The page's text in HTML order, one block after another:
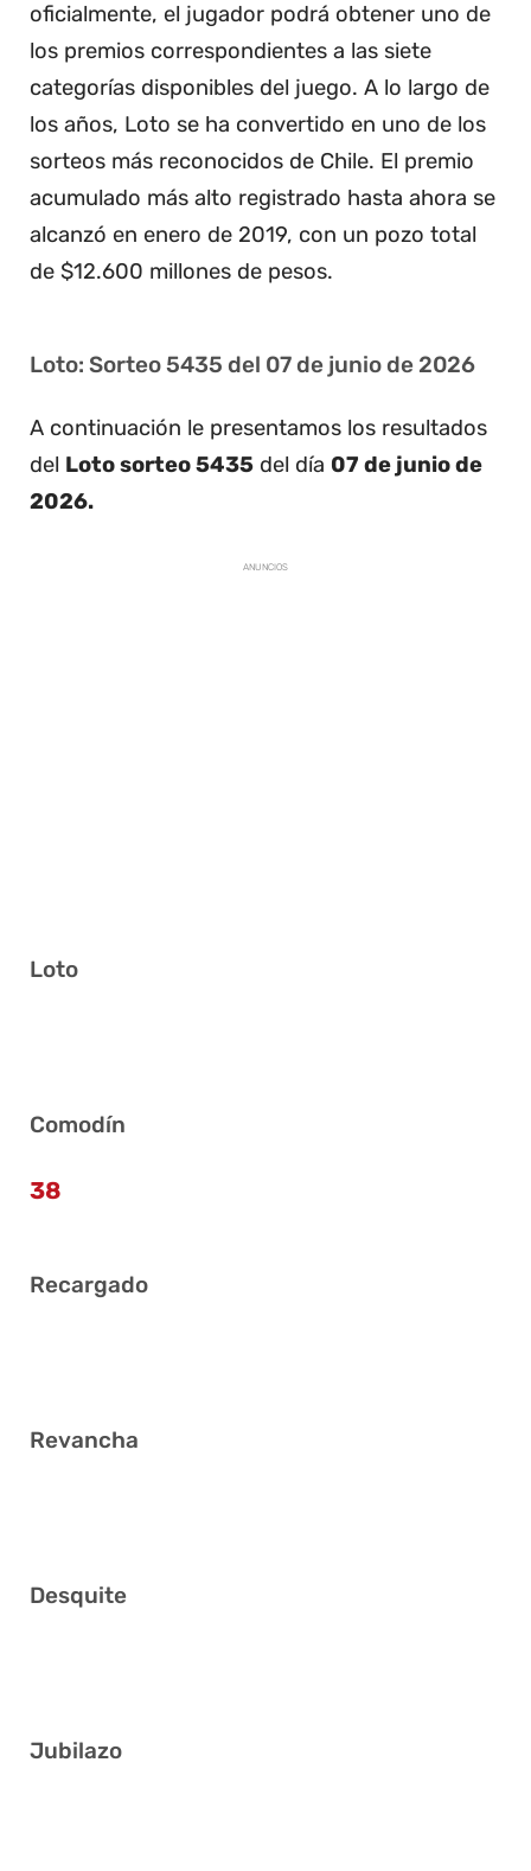
oficialmente, el jugador podrá obtener uno de
los premios correspondientes a las siete
categorías disponibles del juego. A lo largo de
los años, Loto se ha convertido en uno de los
sorteos más reconocidos de Chile. El premio
acumulado más alto registrado hasta ahora se
alcanzó en enero de 2019, con un pozo total
de $12.600 millones de pesos.
Loto: Sorteo 5435 del 07 de junio de 2026
A continuación le presentamos los resultados
del Loto sorteo 5435 del día 07 de junio de
2026.
ANUNCIOS
Loto
Comodín
38
Recargado
Revancha
Desquite
Jubilazo